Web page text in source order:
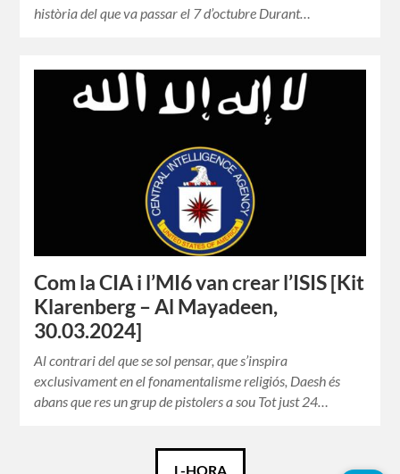
història del que va passar el 7 d’octubre Durant…
Com la CIA i l’MI6 van crear l’ISIS [Kit
Klarenberg – Al Mayadeen,
30.03.2024]
Al contrari del que se sol pensar, que s’inspira
exclusivament en el fonamentalisme religiós, Daesh és
abans que res un grup de pistolers a sou Tot just 24…
L-HORA